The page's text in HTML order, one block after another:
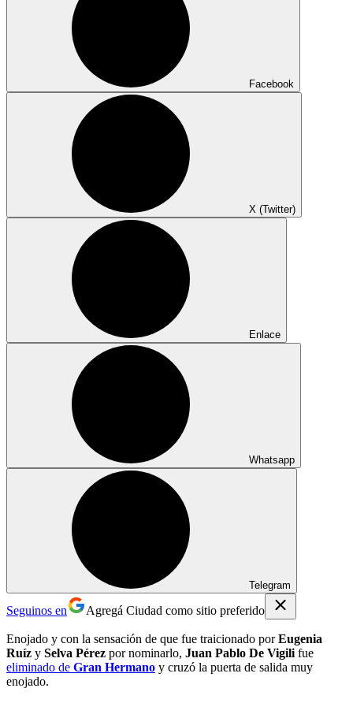
Facebook
X (Twitter)
Enlace
Whatsapp
Telegram
Seguinos en Agregá Ciudad como sitio preferido
Enojado y con la sensación de que fue traicionado porEugenia
Ruíz y Selva Pérez por nominarlo, Juan Pablo De Vigili fue
eliminado de Gran Hermano y cruzó la puerta de salida muy
enojado.